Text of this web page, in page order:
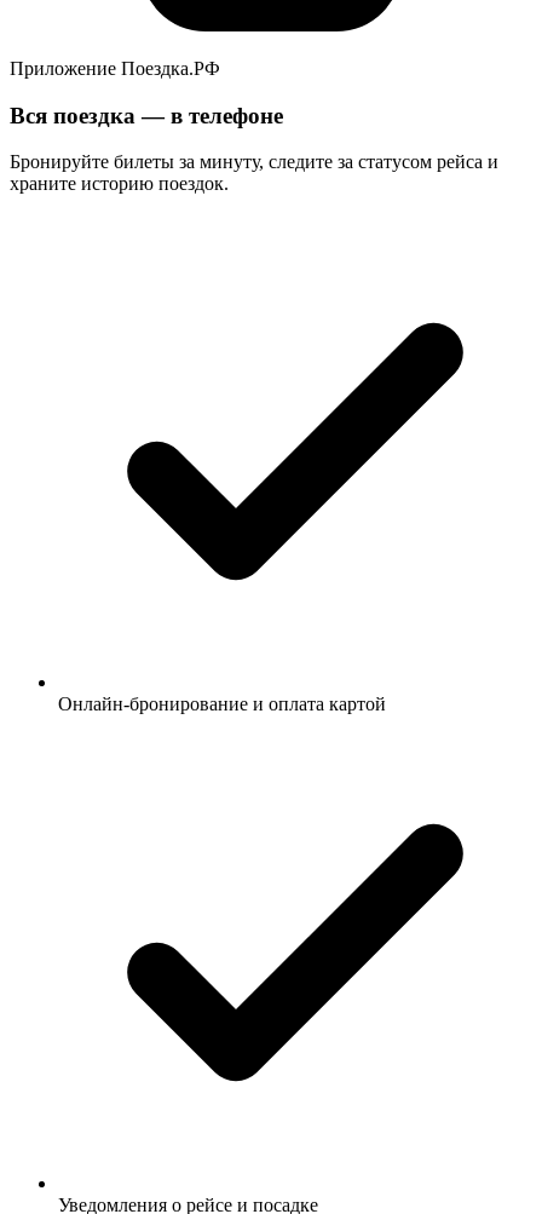
Приложение Поездка.РФ
Вся поездка — в телефоне
Бронируйте билеты за минуту, следите за статусом рейса и
храните историю поездок.
Онлайн-бронирование и оплата картой
Уведомления о рейсе и посадке